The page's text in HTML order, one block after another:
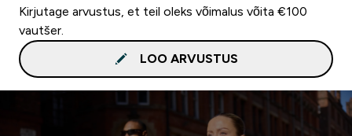
Kirjutage arvustus, et teil oleks võimalus võita €100
vautšer.
LOO ARVUSTUS